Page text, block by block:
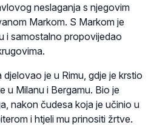
neslaganja s njegovim
Markom. S Markom je
i samostalno propovijedao
je u Rimu, gdje je krstio
u Milanu i Bergamu. Bio je
nakon čudesa koja je učinio u
i htjeli mu prinositi žrtve.